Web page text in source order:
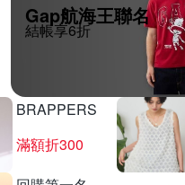
Gap航海王聯名
結帳享6折
BRAPPERS
滿額折300